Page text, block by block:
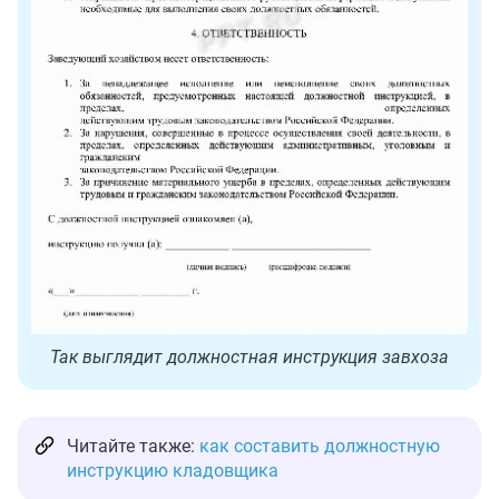
Так выглядит должностная инструкция завхоза
Читайте также: как составить должностную
инструкцию кладовщика